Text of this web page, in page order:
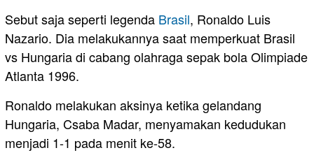
Sebut saja seperti legenda Brasil, Ronaldo Luis
Nazario. Dia melakukannya saat memperkuat Brasil
vs Hungaria di cabang olahraga sepak bola Olimpiade
Atlanta 1996.
Ronaldo melakukan aksinya ketika gelandang
Hungaria, Csaba Madar, menyamakan kedudukan
menjadi 1-1 pada menit ke-58.